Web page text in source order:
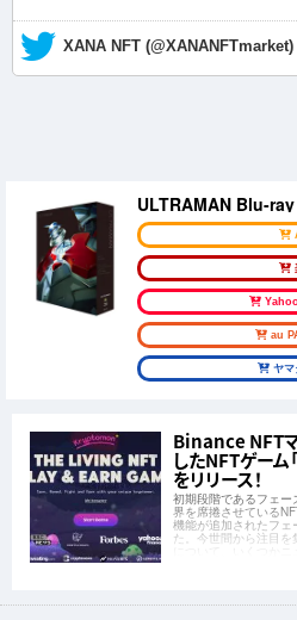
— XANA NFT (@XANANFTmarket)
ULTRAMAN Blu-
au
ヤマ
Binance NFT
したNFTゲーム
をリリース！
初期段階であるフェ
界を席捲させている
機能が追加されたフ
た。今世間から注目を